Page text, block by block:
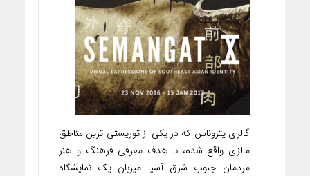
گالری پتروناس که در یکی از توریستی ترین مناطق
مالزی واقع شده، با هدف معرفی فرهنگ و هنر
مردمان جنوب شرق آسیا میزبان یک نمایشگاه